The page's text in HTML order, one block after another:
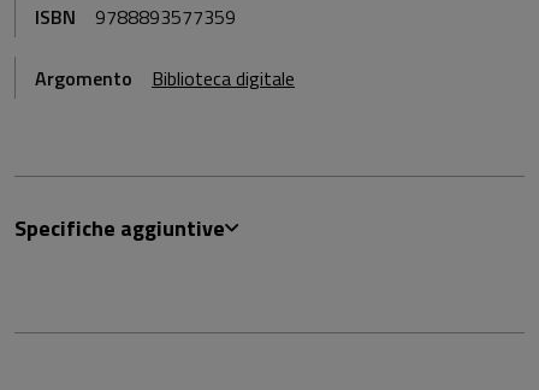
ISBN
9788893577359
Argomento Biblioteca digitale
Specifiche aggiuntive